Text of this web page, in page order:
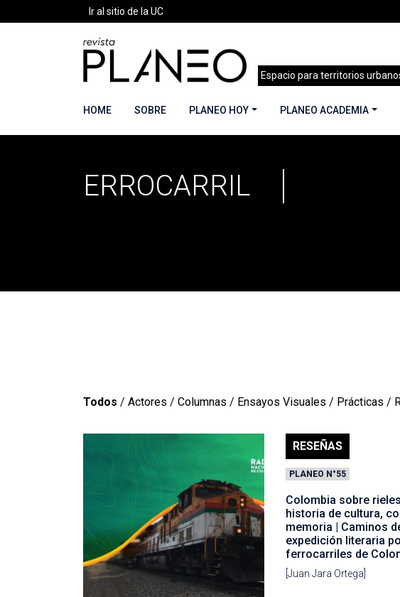
Ir al sitio de la UC
Espacio para territorios
HOME SOBRE PLANEO HOY PLANEO ACADEMIA
Portada»errocarril
ERROCARRIL
Todos / Actores / Columnas / Ensayos Visuales / Prácticas /
RESEÑAS
PLANEO N°55
Colombia sobre
historia de cultura,
memoria | Caminos
expedición literaria
ferrocarriles de
[Juan Jara Ortega]